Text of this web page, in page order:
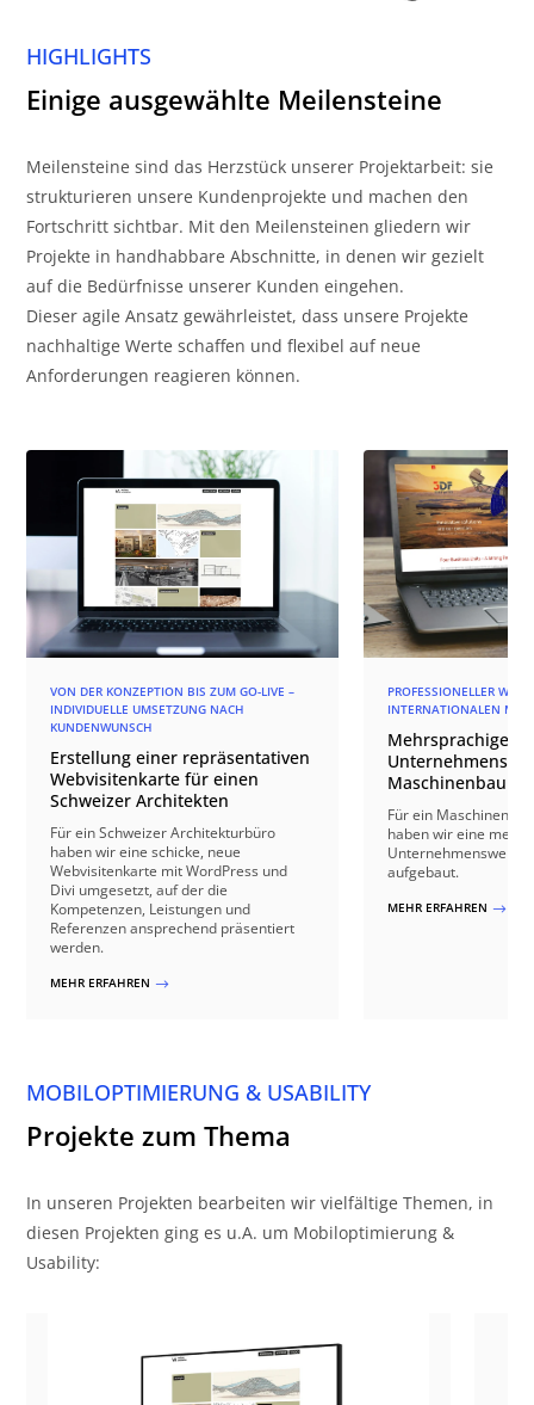
HIGHLIGHTS
Einige ausgewählte Meilensteine
Meilensteine sind das Herzstück unserer Projektarbeit: sie
strukturieren unsere Kundenprojekte und machen den
Fortschritt sichtbar. Mit den Meilensteinen gliedern wir
Projekte in handhabbare Abschnitte, in denen wir gezielt
auf die Bedürfnisse unserer Kunden eingehen.
Dieser agile Ansatz gewährleistet, dass unsere Projekte
nachhaltige Werte schaffen und flexibel auf neue
Anforderungen reagieren können.
VON DER KONZEPTION BIS ZUM GO-LIVE –
INDIVIDUELLE UMSETZUNG NACH
KUNDENWUNSCH
Erstellung einer repräsentativen
Webvisitenkarte für einen
Schweizer Architekten
Für ein Schweizer Architekturbüro
haben wir eine schicke, neue
Webvisitenkarte mit WordPress und
Divi umgesetzt, auf der die
Kompetenzen, Leistungen und
Referenzen ansprechend präsentiert
werden.
MEHR ERFAHREN $
PROFESSIONELLER
INTERNATIONALEN
Mehrsprachige
Für ein
haben wir eine
aufgebaut.
MEHR ERFAHREN $
MOBILOPTIMIERUNG & USABILITY
Projekte zum Thema
In unseren Projekten bearbeiten wir vielfältige Themen, in
diesen Projekten ging es u.A. um Mobiloptimierung &
Usability: